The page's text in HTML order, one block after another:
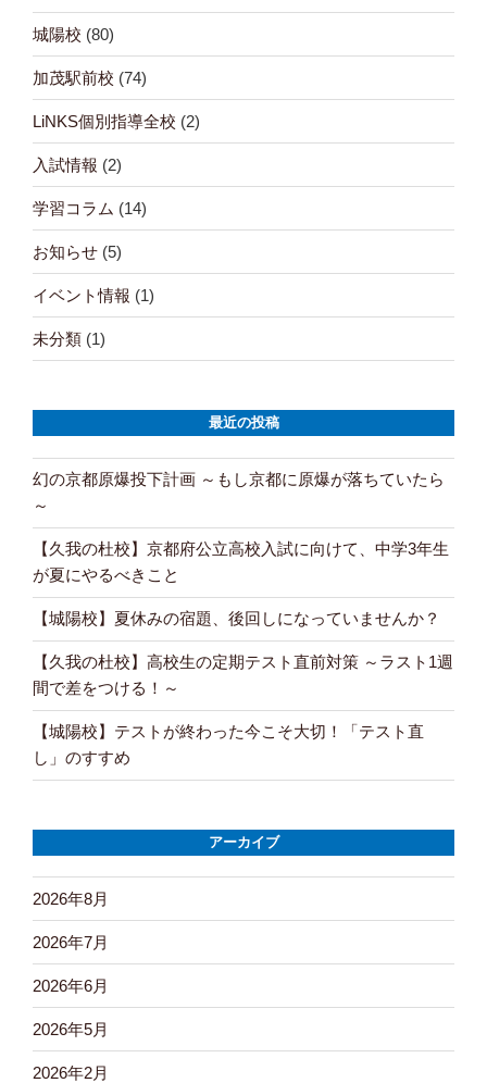
城陽校 (80)
加茂駅前校 (74)
LiNKS個別指導全校 (2)
入試情報 (2)
学習コラム (14)
お知らせ (5)
イベント情報 (1)
未分類 (1)
最近の投稿
幻の京都原爆投下計画 ～もし京都に原爆が落ちていたら
～
【久我の杜校】京都府公立高校入試に向けて、中学3年生
が夏にやるべきこと
【城陽校】夏休みの宿題、後回しになっていませんか？
【久我の杜校】高校生の定期テスト直前対策 ～ラスト1週
間で差をつける！～
【城陽校】テストが終わった今こそ大切！「テスト直
し」のすすめ
アーカイブ
2026年8月
2026年7月
2026年6月
2026年5月
2026年2月